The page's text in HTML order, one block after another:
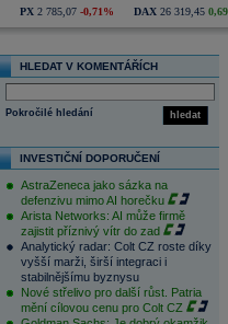
PX 2 785,07 -0,71% DAX 26 319,45
HLEDAT V KOMENTÁŘÍCH
hledat
Pokročilé hledání
INVESTIČNÍ DOPORUČENÍ
AstraZeneca jako sázka na
defenzivu mimo AI horečku
Arista Networks: AI může firmě
zajistit příznivý vítr do zad
Analytický radar: Colt CZ roste díky
vyšší marži, širší integraci i
stabilnějšímu byznysu
Nové střelivo pro další růst. Patria
mění cílovou cenu pro Colt CZ